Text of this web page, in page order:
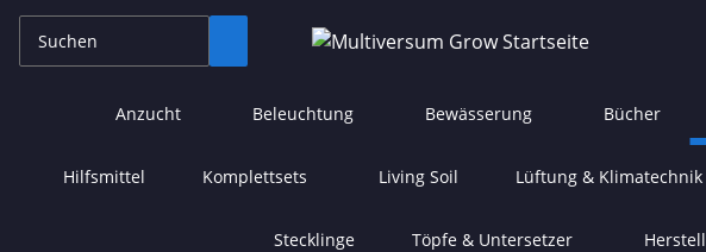
Anzucht Beleuchtung Bewässerung Bücher
Hilfsmittel Komplettsets Living Soil Lüftung & Klimatechnik
Stecklinge Töpfe & Untersetzer